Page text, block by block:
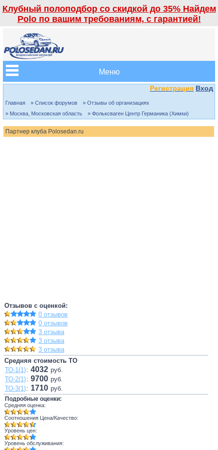
Клубный полоподбор со скидкой до 35% Найдем
Polo по вашим требованиям, с гарантией!
Меню
Регистрация Вход
Главная » Список форумов
» Отзывы об организациях
» Москва, Московская область
» Фольксваген Центр Германика (Химки)
Партнер клуба Polosedan.ru
Отзывов с оценкой:
0 отзывов
0 отзывов
3 отзыва
3 отзыва
3 отзыва
Средняя стоимость ТО
ТО-1(1): 4032 руб.
ТО-2(1): 9700 руб.
ТО-3(1): 1710 руб.
Подробные оценки:
Средняя оценка:
Соотношения Цена/Качество:
Уровень цен:
Уровень обслуживания: